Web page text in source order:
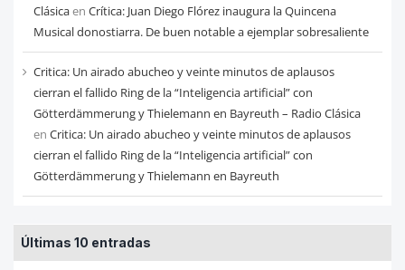
Clásicaen Crítica: Juan Diego Flórez inaugura la Quincena
Musical donostiarra. De buen notable a ejemplar sobresaliente
Critica: Un airado abucheo y veinte minutos de aplausos
cierran el fallido Ring de la “Inteligencia artificial” con
Götterdämmerung y Thielemann en Bayreuth – Radio Clásica
en Critica: Un airado abucheo y veinte minutos de aplausos
cierran el fallido Ring de la “Inteligencia artificial” con
Götterdämmerung y Thielemann en Bayreuth
Últimas 10 entradas